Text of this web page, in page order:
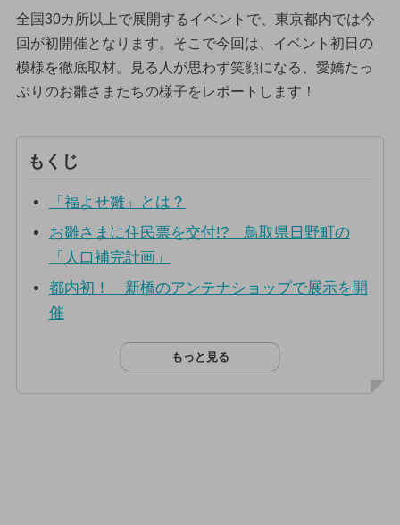
全国30カ所以上で展開するイベントで、東京都内では今
回が初開催となります。そこで今回は、イベント初日の
模様を徹底取材。見る人が思わず笑顔になる、愛嬌たっ
ぷりのお雛さまたちの様子をレポートします！
もくじ
「福よせ雛」とは？
お雛さまに住民票を交付!? 鳥取県日野町の
「人口補完計画」
都内初！ 新橋のアンテナショップで展示を開
催
もっと見る